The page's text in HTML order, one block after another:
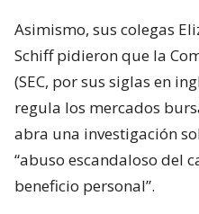
Asimismo, sus colegas
Schiff pidieron que la
(SEC, por sus siglas en
regula los mercados
abra una investigación
“abuso escandaloso del
beneficio personal”.